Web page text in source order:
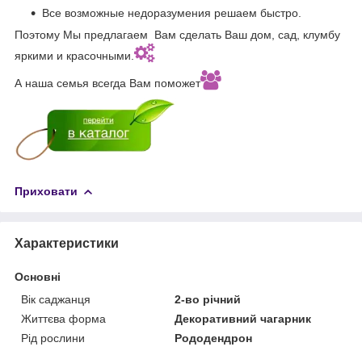
Все возможные недоразумения решаем быстро.
Поэтому Мы предлагаем Вам сделать Ваш дом, сад, клумбу
яркими и красочными.
А наша семья всегда Вам поможет
Приховати
Характеристики
Основні
Вік саджанця
2-во річний
Життєва форма
Декоративний чагарник
Рід рослини
Рододендрон